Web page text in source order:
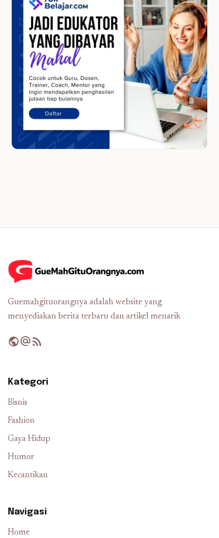
Guemahgituorangnya adalah website yang
menyediakan berita terbaru dan artikel menarik
publicalternate_emailrss_feed
Kategori
Bisnis
Fashion
Gaya Hidup
Humor
Kecantikan
Navigasi
Home